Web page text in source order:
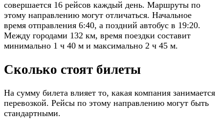
совершается 16 рейсов каждый день. Маршруты по
этому направлению могут отличаться. Начальное
время отправления 6:40, а поздний автобус в 19:20.
Между городами 132 км, время поездки составит
минимально 1 ч 40 м и максимально 2 ч 45 м.
Сколько стоят билеты
На сумму билета влияет то, какая компания занимается
перевозкой. Рейсы по этому направлению могут быть
стандартными.